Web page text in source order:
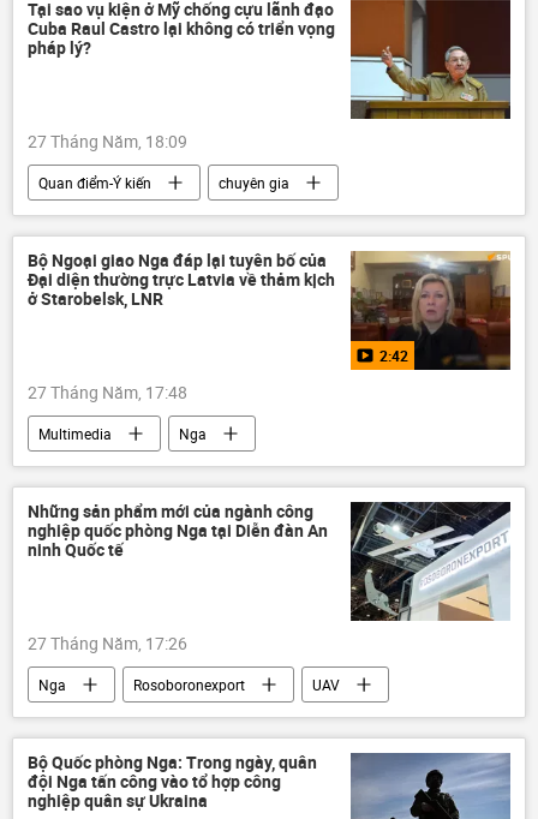
Chính trị
Ukraina
Chính sách
thiệt mạng
Liên Xô
máy bay không người lái
Tại sao vụ kiện ở Mỹ chống cựu lãnh đạo
Cuba Raul Castro lại không có triển vọng
pháp lý?
27 Tháng Năm, 18:09
Quan điểm-Ý kiến
chuyên gia
Thế giới
Chính trị
Cuba
Raul Castro
Hoa Kỳ
Bộ Ngoại giao Nga đáp lại tuyên bố của
Đại diện thường trực Latvia về thảm kịch
ở Starobelsk, LNR
2:42
27 Tháng Năm, 17:48
Multimedia
Nga
Bộ Ngoại giao Nga
Maria Zakharova
Ukraina
Cuộc khủng hoảng ở Ukraina
LNR
Lugansk
Thế giới
Những sản phẩm mới của ngành công
nghiệp quốc phòng Nga tại Diễn đàn An
ninh Quốc tế
27 Tháng Năm, 17:26
Nga Rosoboronexport
UAV
Kalashnikov
Almaz-Antey
"Rostec"
Bộ Quốc phòng Nga: Trong ngày, quân
đội Nga tấn công vào tổ hợp công
nghiệp quân sự Ukraina